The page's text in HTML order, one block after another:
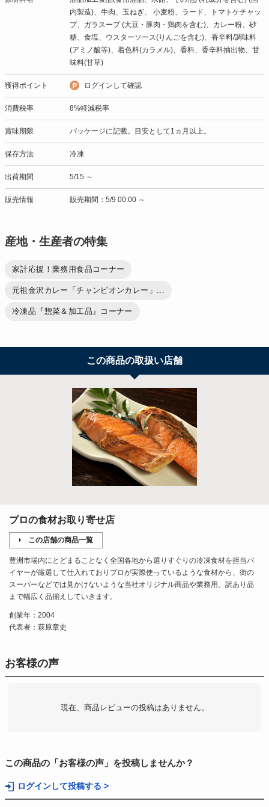
内製造)、牛肉、玉ねぎ、 小麦粉、ラード、トマトケチャッ
プ、ガラスープ (大豆・豚肉・鶏肉を含む)、カレー粉、砂
糖、食塩、ウスターソース(りんごを含む)、香辛料/調味料
(アミノ酸等)、着色料(カラメル)、香料、香辛料抽出物、甘
味料(甘草)
獲得ポイント ログインして確認
消費税率 8%軽減税率
賞味期限 パッケージに記載。目安として1ヵ月以上。
保存方法 冷凍
出荷期間 5/15 ～
販売情報 販売期間：5/9 00:00 ～
産地・生産者の特集
家計応援！業務用食品コーナー
元祖金沢カレー「チャンピオンカレー」...
冷凍品『惣菜＆加工品』コーナー
この商品の取扱い店舗
プロの食材お取り寄せ店
この店舗の商品一覧
豊洲市場内にとどまることなく全国各地から選りすぐりの冷凍食材を担当バ
イヤーが厳選して仕入れておりプロが実際使っているような食材から、街の
スーパーなどでは見かけないような当社オリジナル商品や業務用、訳あり品
まで幅広く品揃えしていきます。
創業年：2004
代表者：萩原章史
お客様の声
現在、商品レビューの投稿はありません。
この商品の「お客様の声」を投稿しませんか？
ログインして投稿する >